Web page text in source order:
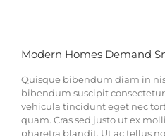
Modern Homes Demand
Quisque bibendum diam in
bibendum suscipit
vehicula tincidunt eget nec
quam. Cras sed justo ut ex
pharetra blandit. Ut ac tellus